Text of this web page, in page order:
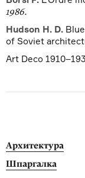
1986.
Hudson H. D.
of Soviet
Art Deco
Архитектура
Шпаргалка